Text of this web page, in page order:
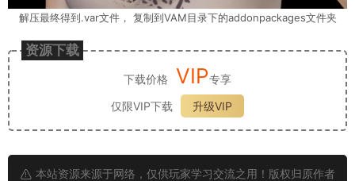
解压最终得到.var文件， 复制到VAM目录下的addonpackages文件夹
资源下载
下载价格 VIP专享
仅限VIP下载
升级VIP
本站资源来源于网络，仅供玩家学习交流之用！版权归原作者